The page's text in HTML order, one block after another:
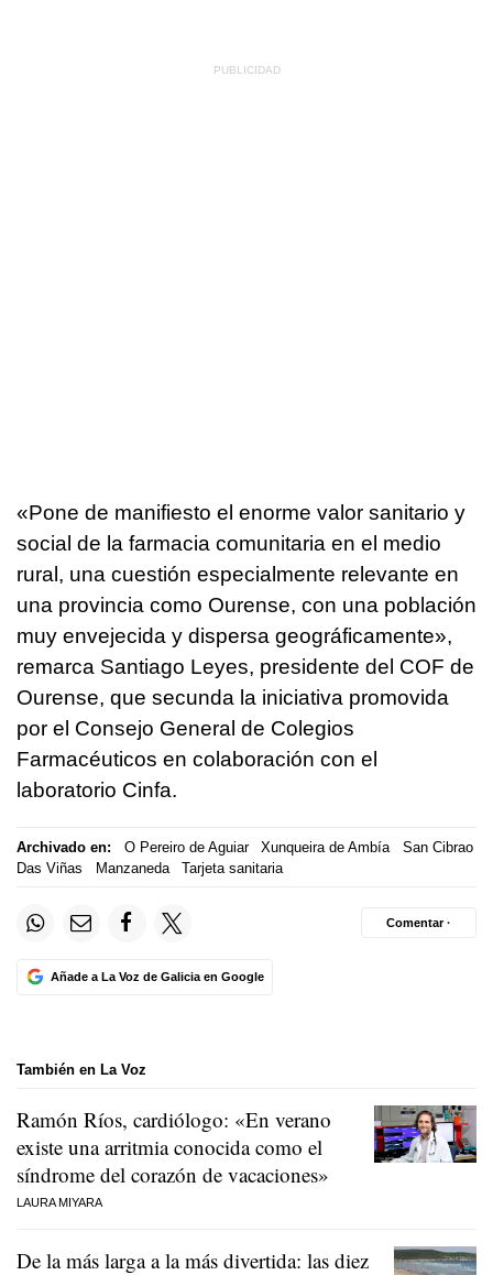
«Pone de manifiesto el enorme valor sanitario y
social de la farmacia comunitaria en el medio
rural, una cuestión especialmente relevante en
una provincia como Ourense, con una población
muy envejecida y dispersa geográficamente»,
remarca Santiago Leyes, presidente del COF de
Ourense, que secunda la iniciativa promovida
por el Consejo General de Colegios
Farmacéuticos en colaboración con el
laboratorio Cinfa.
Archivado en: O Pereiro de Aguiar Xunqueira de Ambía
San Cibrao
Das Viñas
Manzaneda Tarjeta sanitaria
Añade a La Voz de Galicia en Google
Comentar ·
También en La Voz
Ramón Ríos, cardiólogo: «En verano
existe una arritmia conocida como el
síndrome del corazón de vacaciones»
LAURA MIYARA
De la más larga a la más divertida: las diez